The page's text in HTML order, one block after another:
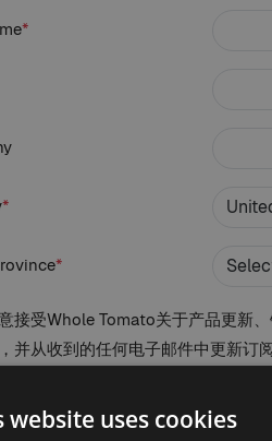
*
*
*
接受Whole Tomato关于产品更新
并从收到的任何电子邮件中更新订
您确认您同意Whole Tomato Software，
website uses cookies